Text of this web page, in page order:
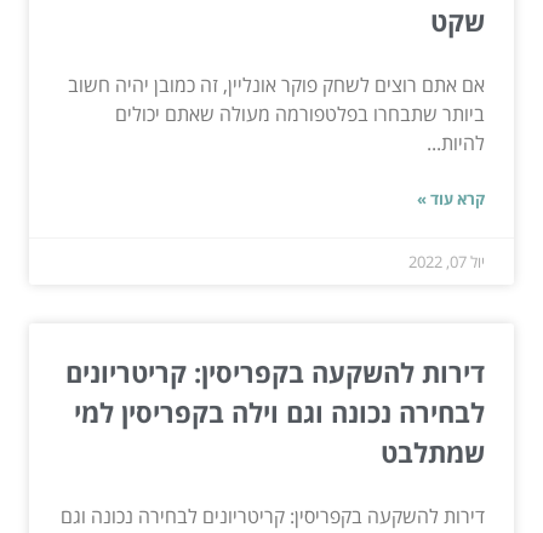
שקט
אם אתם רוצים לשחק פוקר אונליין, זה כמובן יהיה חשוב
ביותר שתבחרו בפלטפורמה מעולה שאתם יכולים
להיות...
קרא עוד »
יול 07, 2022
דירות להשקעה בקפריסין: קריטריונים
לבחירה נכונה וגם וילה בקפריסין למי
שמתלבט
דירות להשקעה בקפריסין: קריטריונים לבחירה נכונה וגם